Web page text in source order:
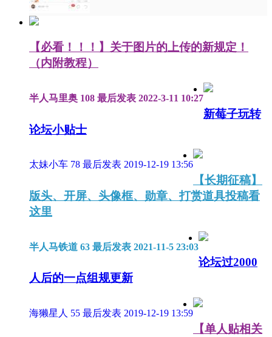
【必看！！！】关于图片的上传的新规定！
（内附教程）
半人马里奥 108 最后发表 2022-3-11 10:27
新莓子玩转
论坛小贴士
太妹小车 78 最后发表 2019-12-19 13:56
【长期征稿】
版头、开屏、头像框、勋章、打赏道具投稿看
这里
半人马铁道 63 最后发表 2021-11-5 23:03
论坛过2000
人后的一点组规更新
海獭星人 55 最后发表 2019-12-19 13:59
【单人贴相关